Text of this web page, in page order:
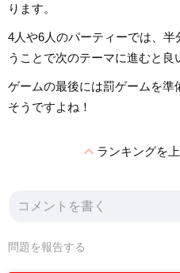
ります。
4人や6人のパーティーでは、
うことで次のテーマに進むと良
ゲームの最後には罰ゲームを準
そうですよね！
expand_lessランキングを
問題を報告する